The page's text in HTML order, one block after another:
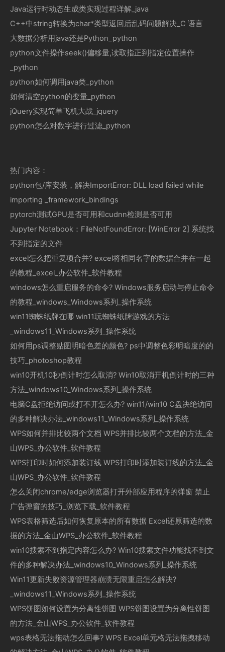
Java运行时动态生成类实现过程详解_java
C++中string转换为char*类型返回后乱码问题解决_C 语言
大数据分析用java还是Python_python
python文件操作seek()偏移量,读取指正到指定位置操作
_python
python如何调用java类_python
如何清空python的变量_python
jQuery实现简单飞机大战_jquery
python怎么对数字进行过滤_python
热门内容：
python包/库安装，解决ImportError: DLL load failed while
importing _framework_bindings
pytorch测试GPU是否可用和cudnn检测是否可用
Jupyter Notebook：FileNotFoundError: [WinError 2] 系统找
不到指定的文件
excel怎么把重复项合并? excel将相同名字的数据合并在一起
的教程_excel_办公软件_软件教程
windows怎么重启服务的命令? Windows服务启动与停止命令
的教程_windows_Windows系列_操作系统
win11蜘蛛纸牌在哪 win11玩蜘蛛纸牌游戏的方法
_windows11_Windows系列_操作系统
如何用ps调整贴图明暗色差的颜色? ps中调整色彩明暗度的的
技巧_photoshop教程
win10开机10秒倒计时怎么取消? Win10取消开机倒计时的三种
方法_windows10_Windows系列_操作系统
电脑C盘拒绝访问或打不开怎么办? win11/win10 C盘决绝访问
的多种解决办法_windows11_Windows系列_操作系统
WPS如何并排比较两个文档 WPS并排比较两个文档的方法_金
山WPS_办公软件_软件教程
WPS打印时如何添加装订线 WPS打印时添加装订线的方法_金
山WPS_办公软件_软件教程
怎么关闭chrome/edge浏览器打开外部应用程序的弹窗 禁止
广告弹窗的技巧_浏览下载_软件教程
WPS表格筛选后如何恢复原本的所有数据 Excel还原筛选的数
据的方法_金山WPS_办公软件_软件教程
win10搜索不到指定内容怎么办? Win10搜索文件功能找不到文
件的多种解决办法_windows10_Windows系列_操作系统
Win11更新失败资源管理器崩溃无限重启怎么解决?
_windows11_Windows系列_操作系统
WPS饼图如何设置为分离性饼图 WPS饼图设置为分离性饼图
的方法_金山WPS_办公软件_软件教程
wps表格无法拖动怎么回事? WPS Excel单元格无法拖拽移动